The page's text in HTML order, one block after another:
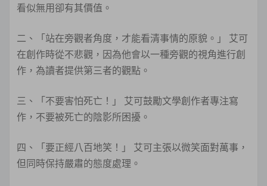
看似無用卻有其價值。
二、「站在旁觀者角度，才能看清事情的原貌。」 艾可
在創作時從不悲觀，因為他會以一種旁觀的視角進行創
作，為讀者提供第三者的觀點。
三、「不要害怕死亡！」 艾可鼓勵文學創作者專注寫
作，不要被死亡的陰影所困擾。
四、「要正經八百地笑！」 艾可主張以微笑面對萬事，
但同時保持嚴肅的態度處理。